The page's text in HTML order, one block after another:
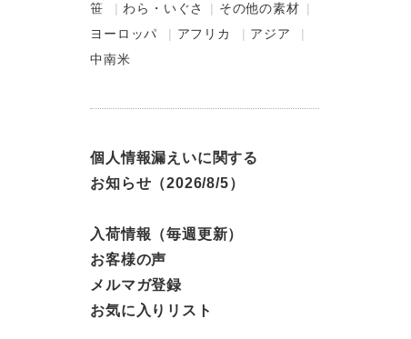
笹
わら・いぐさ
その他の素材
ヨーロッパ
アフリカ
アジア
中南米
個人情報漏えいに関する
お知らせ（2026/8/5）
入荷情報（毎週更新）
お客様の声
メルマガ登録
お気に入りリスト